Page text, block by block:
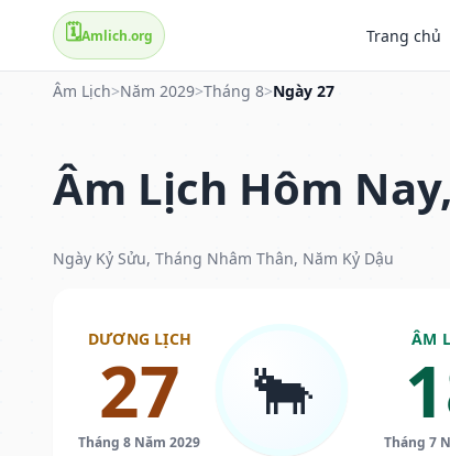
🗓️Amlich.org Trang chủ
Âm Lịch>Năm 2029>Tháng 8>Ngày 27
Âm Lịch Hôm
Ngày Kỷ Sửu, Tháng Nhâm Thân, Năm Kỷ Dậu
DƯƠNG LỊCH
27
Tháng 8 Năm 2029
🐂
ÂM
Tháng 7